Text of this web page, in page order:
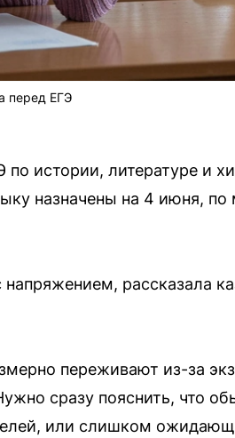
перед ЕГЭ
по истории, литературе и
назначены на 4 июня,
рассказала
переживают из-за
сразу пояснить, что
или слишком